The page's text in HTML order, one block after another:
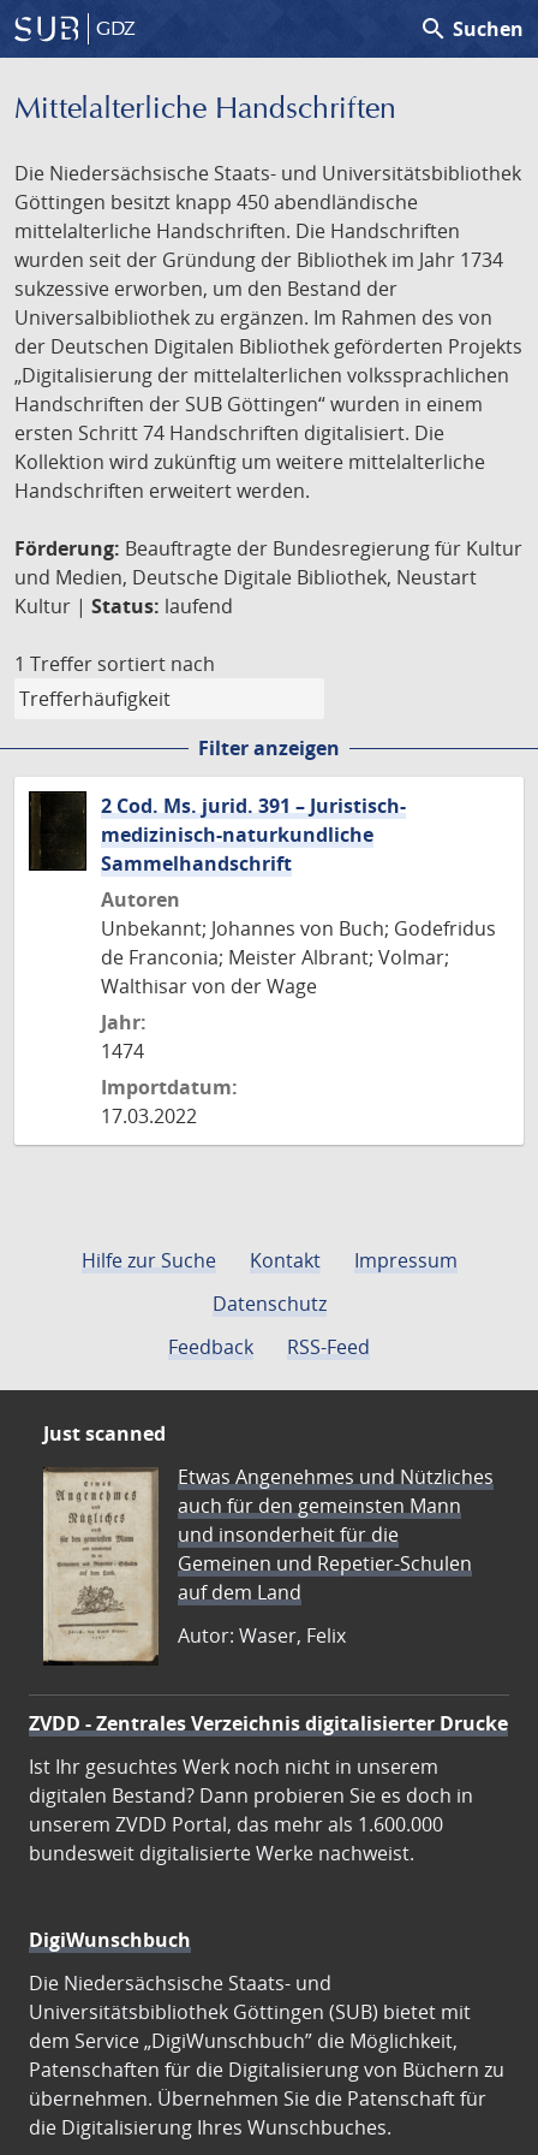
GDZ search Suchen
Mittelalterliche Handschriften
Die Niedersächsische Staats- und Universitätsbibliothek
Göttingen besitzt knapp 450 abendländische
mittelalterliche Handschriften. Die Handschriften
wurden seit der Gründung der Bibliothek im Jahr 1734
sukzessive erworben, um den Bestand der
Universalbibliothek zu ergänzen. Im Rahmen des von
der Deutschen Digitalen Bibliothek geförderten Projekts
„Digitalisierung der mittelalterlichen volkssprachlichen
Handschriften der SUB Göttingen“ wurden in einem
ersten Schritt 74 Handschriften digitalisiert. Die
Kollektion wird zukünftig um weitere mittelalterliche
Handschriften erweitert werden.
Förderung: Beauftragte der Bundesregierung für Kultur
und Medien, Deutsche Digitale Bibliothek, Neustart
Kultur | Status: laufend
1 Treffer sortiert nach
Filter anzeigen
2 Cod. Ms. jurid. 391 – Juristisch-
medizinisch-naturkundliche
Sammelhandschrift
Autoren
Unbekannt; Johannes von Buch; Godefridus
de Franconia; Meister Albrant; Volmar;
Walthisar von der Wage
Jahr:
1474
Importdatum:
17.03.2022
Hilfe zur Suche Kontakt
Impressum
Datenschutz
Feedback
RSS-Feed
Just scanned
Etwas Angenehmes und Nützliches
auch für den gemeinsten Mann
und insonderheit für die
Gemeinen und Repetier-Schulen
auf dem Land
Autor: Waser, Felix
ZVDD - Zentrales Verzeichnis digitalisierter Drucke
Ist Ihr gesuchtes Werk noch nicht in unserem
digitalen Bestand? Dann probieren Sie es doch in
unserem ZVDD Portal, das mehr als 1.600.000
bundesweit digitalisierte Werke nachweist.
DigiWunschbuch
Die Niedersächsische Staats- und
Universitätsbibliothek Göttingen (SUB) bietet mit
dem Service „DigiWunschbuch” die Möglichkeit,
Patenschaften für die Digitalisierung von Büchern zu
übernehmen. Übernehmen Sie die Patenschaft für
die Digitalisierung Ihres Wunschbuches.